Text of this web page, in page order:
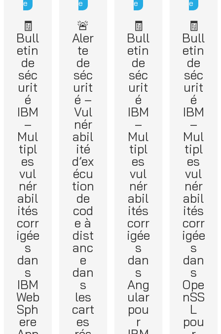
e
🧾
Bull
etin
de
séc
urit
é
IBM
–
Mul
tipl
es
vul
nér
abil
ités
corr
igée
s
dan
s
IBM
Web
Sph
ere
e
🚨
Aler
te
de
séc
urit
é –
Vul
nér
abil
ité
d’ex
écu
tion
de
cod
e à
dist
anc
e
dan
s
les
cart
es
e
🧾
Bull
etin
de
séc
urit
é
IBM
–
Mul
tipl
es
vul
nér
abil
ités
corr
igée
s
dan
s
Ang
ular
pou
r
e
🧾
Bull
etin
de
séc
urit
é
IBM
–
Mul
tipl
es
vul
nér
abil
ités
corr
igée
s
dan
s
Ope
nSS
L
pou